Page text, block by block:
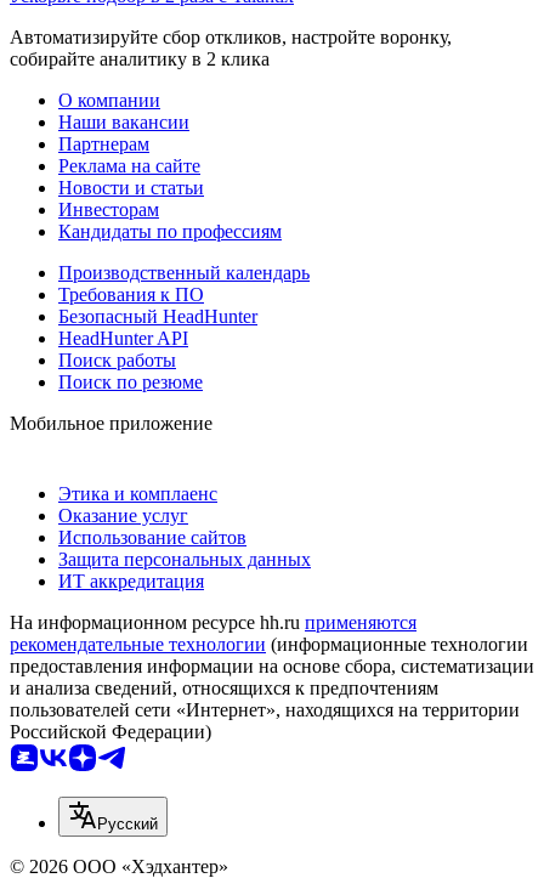
Автоматизируйте сбор откликов, настройте воронку,
собирайте аналитику в 2 клика
О компании
Наши вакансии
Партнерам
Реклама на сайте
Новости и статьи
Инвесторам
Кандидаты по профессиям
Производственный календарь
Требования к ПО
Безопасный HeadHunter
HeadHunter API
Поиск работы
Поиск по резюме
Мобильное приложение
Этика и комплаенс
Оказание услуг
Использование сайтов
Защита персональных данных
ИТ аккредитация
На информационном ресурсе hh.ru применяются
рекомендательные технологии (информационные технологии
предоставления информации на основе сбора, систематизации
и анализа сведений, относящихся к предпочтениям
пользователей сети «Интернет», находящихся на территории
Российской Федерации)
Русский
© 2026 ООО «Хэдхантер»